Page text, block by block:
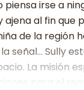
piensa irse a
ajena al fin que
de la región
señal... Sully
La misión
para el